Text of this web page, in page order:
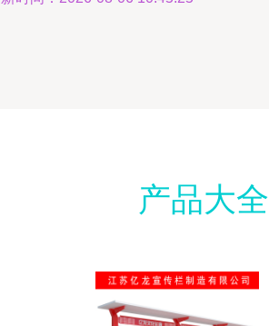
产品大全